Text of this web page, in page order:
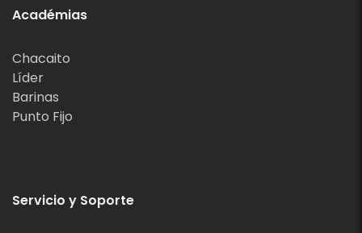
Académias
Chacaito
Líder
Barinas
Punto Fijo
Servicio y Soporte